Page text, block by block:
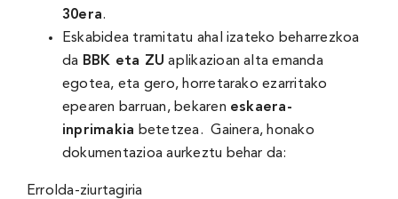
30era.
Eskabidea tramitatu ahal izateko beharrezkoa
da BBK eta ZU aplikazioan alta emanda
egotea, eta gero, horretarako ezarritako
epearen barruan, bekaren eskaera-
inprimakia betetzea. Gainera, honako
dokumentazioa aurkeztu behar da:
Errolda-ziurtagiria